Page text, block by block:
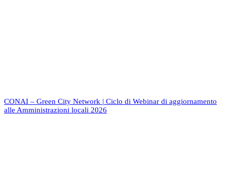
CONAI – Green City Network | Ciclo di Webinar di aggiornamento
alle Amministrazioni locali 2026